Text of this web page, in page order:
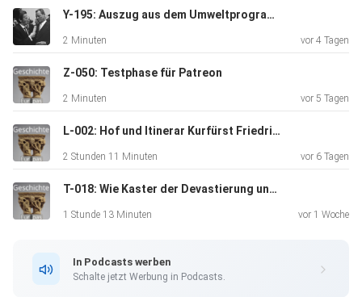
Y-195: Auszug aus dem Umweltprogramm der Bundesregierung (1971)
2 Minuten vor 4 Tagen
Z-050: Testphase für Patreon
2 Minuten vor 5 Tagen
L-002: Hof und Itinerar Kurfürst Friedrich III. "des Weisen" von Sachsen (1486-1525), mit Thomas Lang
2 Stunden 11 Minuten vor 6 Tagen
T-018: Wie Kaster der Devastierung und Abbaggerung entkam, mit Dr. Andrew Demshuk {LVR geSCHICHTEN}
1 Stunde 13 Minuten vor 1 Woche
In Podcasts werben
Schalte jetzt Werbung in Podcasts.